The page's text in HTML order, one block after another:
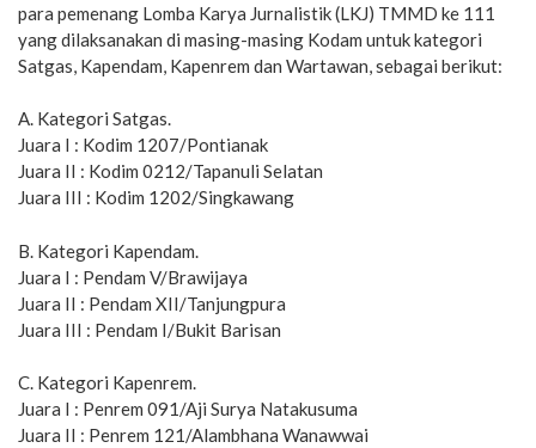
para pemenang Lomba Karya Jurnalistik (LKJ) TMMD ke 111
yang dilaksanakan di masing-masing Kodam untuk kategori
Satgas, Kapendam, Kapenrem dan Wartawan, sebagai berikut:
A. Kategori Satgas.
Juara I : Kodim 1207/Pontianak
Juara II : Kodim 0212/Tapanuli Selatan
Juara III : Kodim 1202/Singkawang
B. Kategori Kapendam.
Juara I : Pendam V/Brawijaya
Juara II : Pendam XII/Tanjungpura
Juara III : Pendam I/Bukit Barisan
C. Kategori Kapenrem.
Juara I : Penrem 091/Aji Surya Natakusuma
Juara II : Penrem 121/Alambhana Wanawwai